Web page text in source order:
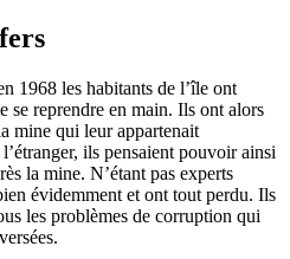
1968 les habitants de l’île ont
se reprendre en main. Ils ont alors
mine qui leur appartenait
ils pensaient pouvoir ainsi
la mine. N’étant pas experts
évidemment et ont tout perdu. Ils
les problèmes de corruption qui